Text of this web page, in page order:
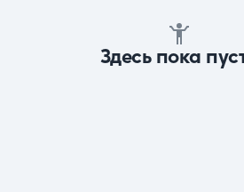
Здесь пока